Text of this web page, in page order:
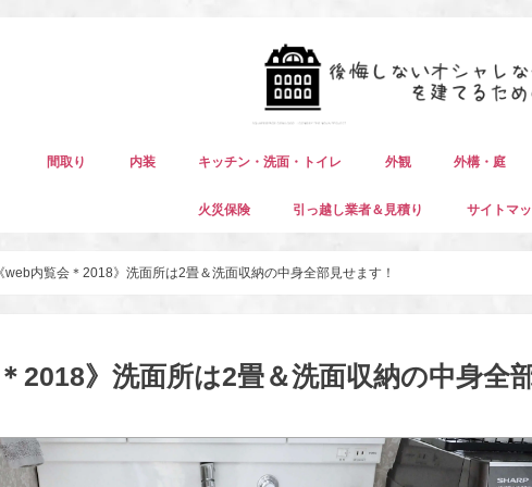
間取り 内装 キッチン・洗面・トイレ 外観 外構・庭
火災保険 引っ越し業者＆見積り サイトマ
《web内覧会＊2018》洗面所は2畳＆洗面収納の中身全部見せます！
2018》洗面所は2畳＆洗面収納の中身全